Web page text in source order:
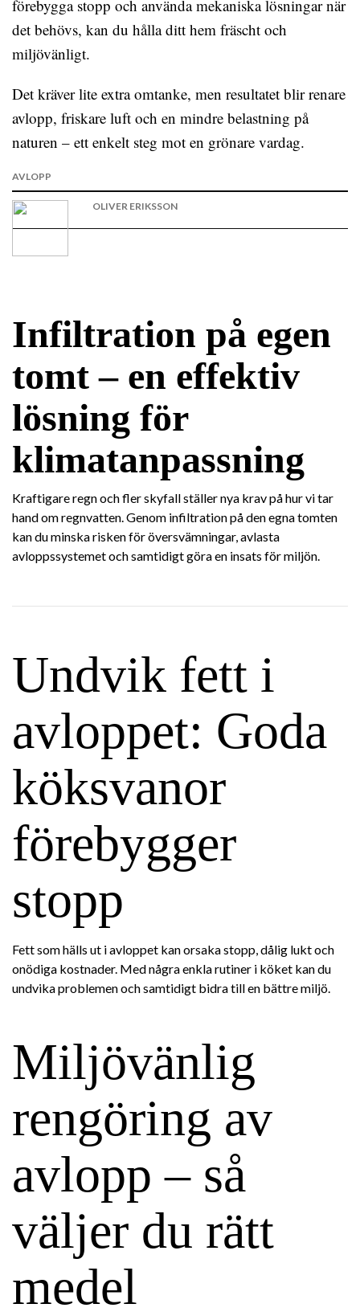
förebygga stopp och använda mekaniska lösningar när
det behövs, kan du hålla ditt hem fräscht och
miljövänligt.
Det kräver lite extra omtanke, men resultatet blir renare
avlopp, friskare luft och en mindre belastning på
naturen – ett enkelt steg mot en grönare vardag.
AVLOPP
OLIVER ERIKSSON
Infiltration på egen
tomt – en effektiv
lösning för
klimatanpassning
Kraftigare regn och fler skyfall ställer nya krav på hur vi tar
hand om regnvatten. Genom infiltration på den egna tomten
kan du minska risken för översvämningar, avlasta
avloppssystemet och samtidigt göra en insats för miljön.
Undvik fett i
avloppet: Goda
köksvanor
förebygger
stopp
Fett som hälls ut i avloppet kan orsaka stopp, dålig lukt och
onödiga kostnader. Med några enkla rutiner i köket kan du
undvika problemen och samtidigt bidra till en bättre miljö.
Miljövänlig
rengöring av
avlopp – så
väljer du rätt
medel